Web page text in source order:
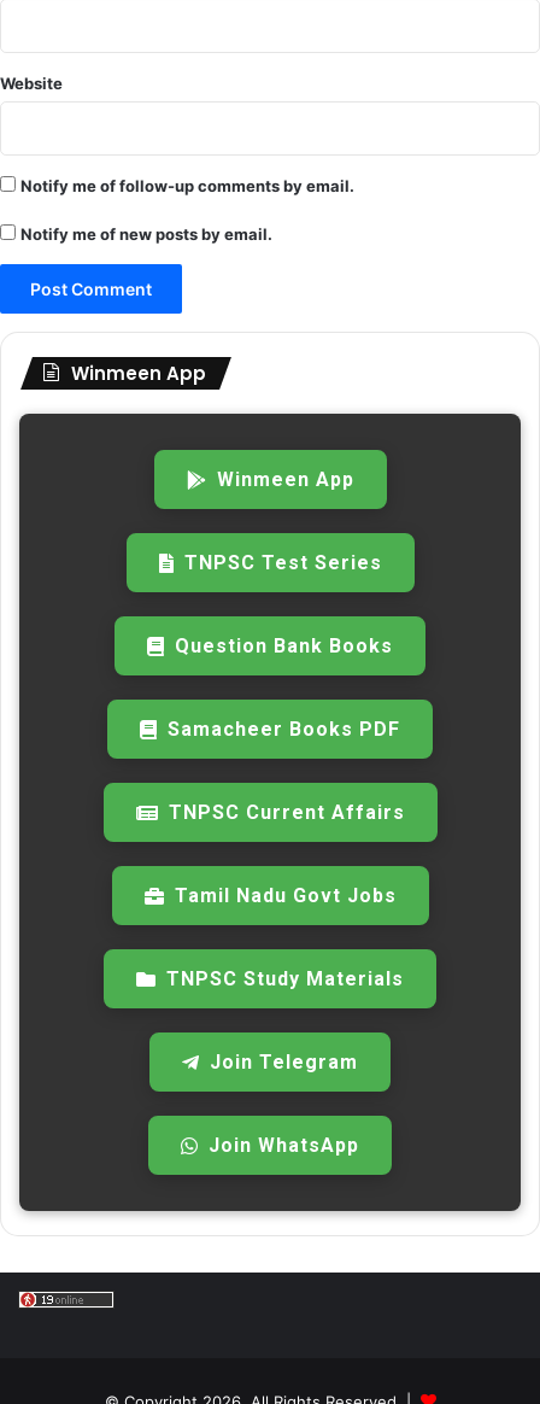
Website
Notify me of follow-up comments by email.
Notify me of new posts by email.
Winmeen App
Winmeen App
TNPSC Test Series
Question Bank Books
Samacheer Books PDF
TNPSC Current Affairs
Tamil Nadu Govt Jobs
TNPSC Study Materials
Join Telegram
Join WhatsApp